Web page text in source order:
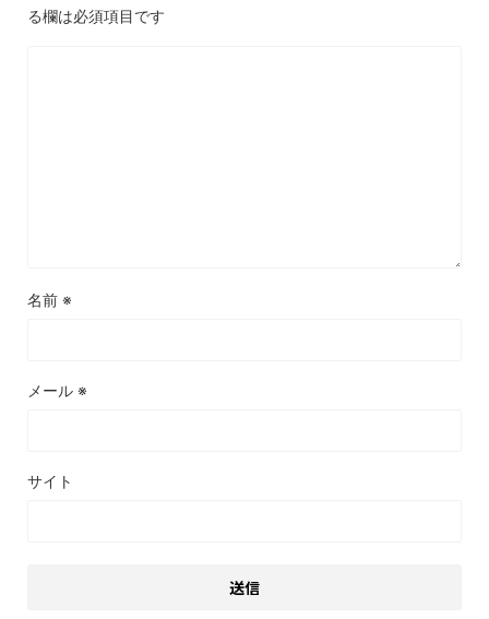
る欄は必須項目です
名前 ※
メール ※
サイト